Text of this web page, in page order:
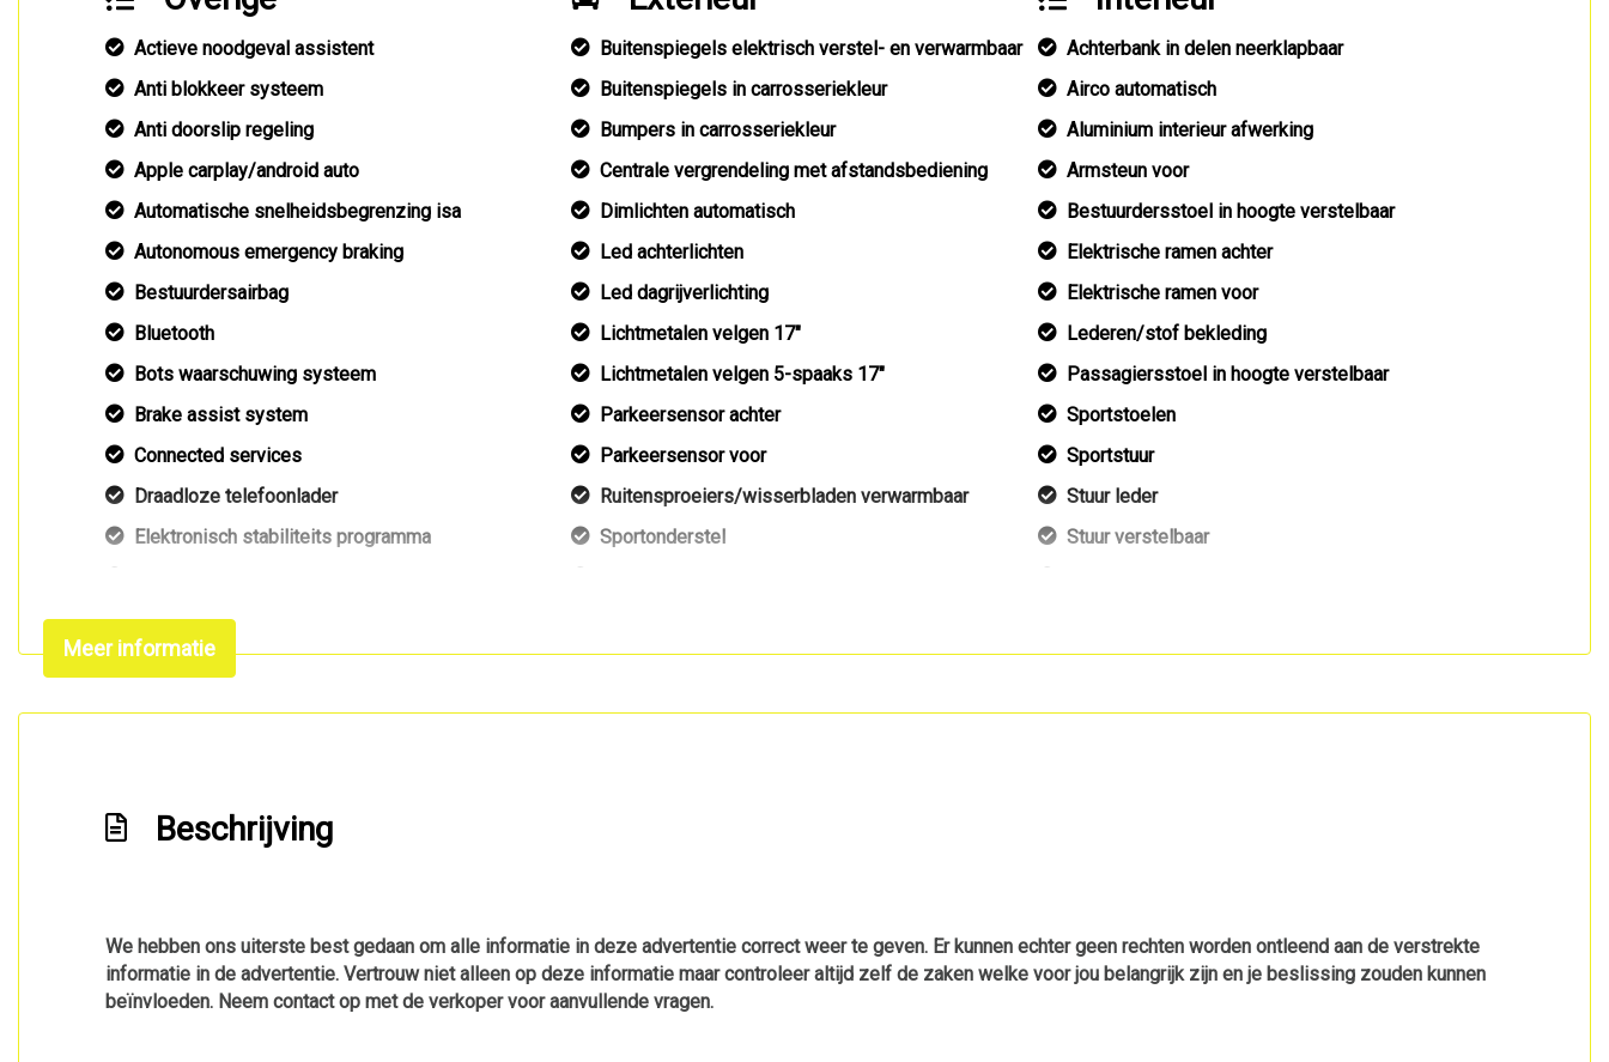
Actieve noodgeval assistent
Anti blokkeer systeem
Anti doorslip regeling
Apple carplay/android auto
Automatische snelheidsbegrenzing isa
Autonomous emergency braking
Bestuurdersairbag
Bluetooth
Bots waarschuwing systeem
Brake assist system
Connected services
Draadloze telefoonlader
Elektronisch stabiliteits programma
Hemelbekleding donker
Hoofd airbag(s) achter
Matrix led koplampen
S line exterieur
Sportstuur leder
Buitenspiegels elektrisch verstel- en verwarmbaar
Buitenspiegels in carrosseriekleur
Bumpers in carrosseriekleur
Centrale vergrendeling met afstandsbediening
Dimlichten automatisch
Led achterlichten
Led dagrijverlichting
Lichtmetalen velgen 17"
Lichtmetalen velgen 5-spaaks 17"
Parkeersensor achter
Parkeersensor voor
Ruitensproeiers/wisserbladen verwarmbaar
Sportonderstel
Achterbank in delen neerklapbaar
Airco automatisch
Aluminium interieur afwerking
Armsteun voor
Bestuurdersstoel in hoogte verstelbaar
Elektrische ramen achter
Elektrische ramen voor
Lederen/stof bekleding
Passagiersstoel in hoogte verstelbaar
Sportstoelen
Sportstuur
Stuur leder
Stuur verstelbaar
Meer informatie
Beschrijving
We hebben ons uiterste best gedaan om alle informatie in deze advertentie correct weer te geven. Er kunnen echter geen rechten worden ontleend aan de verstrekte
informatie in de advertentie. Vertrouw niet alleen op deze informatie maar controleer altijd zelf de zaken welke voor jou belangrijk zijn en je beslissing zouden kunnen
beïnvloeden. Neem contact op met de verkoper voor aanvullende vragen.